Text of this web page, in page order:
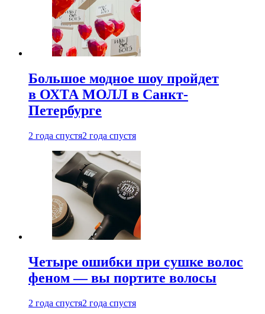
Большое модное шоу пройдет
в ОХТА МОЛЛ в Санкт-
Петербурге
2 года спустя2 года спустя
Четыре ошибки при сушке волос
феном — вы портите волосы
2 года спустя2 года спустя